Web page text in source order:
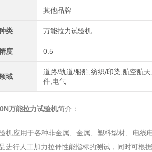
其他品牌
类 万能拉力试验机
度 0.5
域
道路/轨道/船舶,纺织/印染,航空航
件,电气
万能拉力试验机简介：
机应用于各种非金属、金属、塑料型材、电线
进行人工加力拉伸性能指标的测试，同时可根